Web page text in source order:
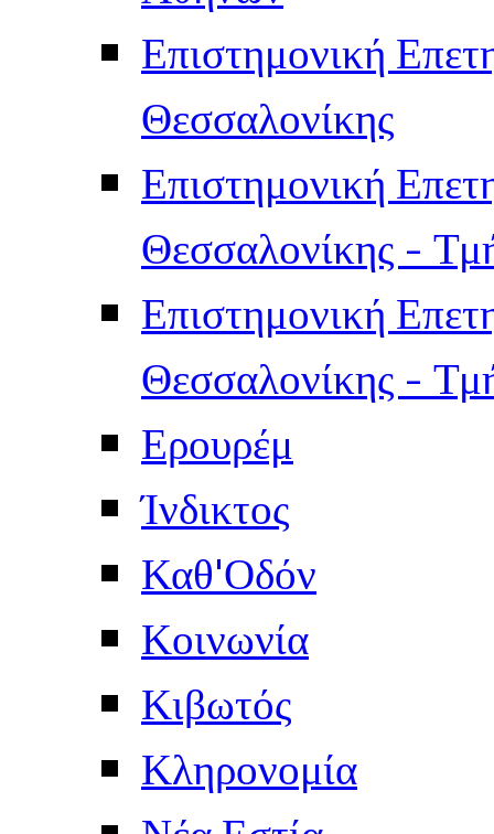
Επιστημονική
Θεσσαλονίκης
Επιστημονική
Θεσσαλονίκης -
Επιστημονική
Θεσσαλονίκης -
Ερουρέμ
Ίνδικτος
Καθ'Οδόν
Κοινωνία
Κιβωτός
Κληρονομία